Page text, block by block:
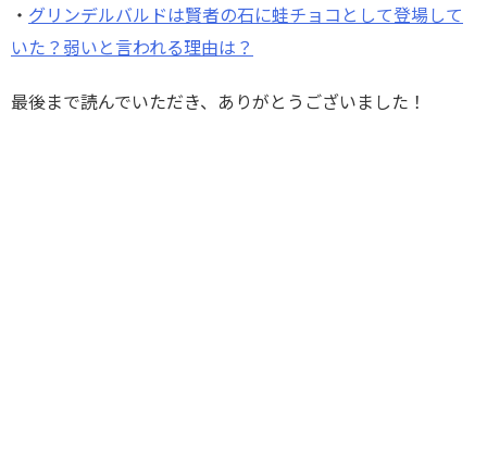
・ グリンデルバルドは賢者の石に蛙チョコとして登場して
いた？弱いと言われる理由は？
最後まで読んでいただき、ありがとうございました！